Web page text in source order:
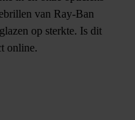
van Ray-Ban
op sterkte. Is dit
online.